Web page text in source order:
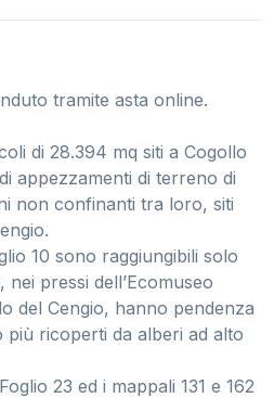
tramite asta online.
di 28.394 mq siti a Cogollo
appezzamenti di terreno di
non confinanti tra loro, siti
10 sono raggiungibili solo
pressi dell’Ecomuseo
del Cengio, hanno pendenza
ricoperti da alberi ad alto
23 ed i mappali 131 e 162